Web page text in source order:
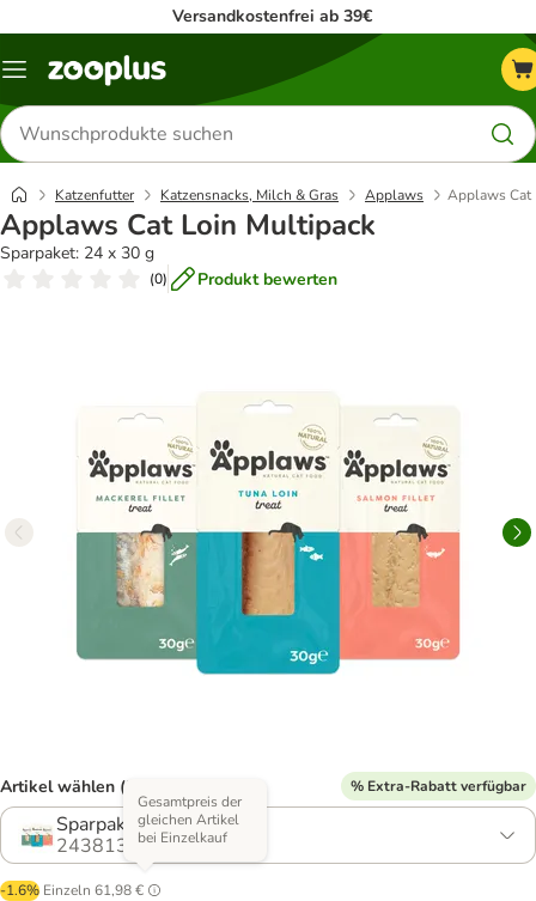
Versandkostenfrei ab 39€
Menü
Produkte
suchen
Katzenfutter Katzensnacks, Milch & Gras Applaws Applaws Cat
Applaws Cat Loin Multipack
Sparpaket: 24 x 30 g
(0) Produkt bewerten
Artikel wählen (3 Varianten) % Extra-Rabatt verfügbar
Sparpaket: 24 x 30 g
2438135.1
-1.6% Einzeln 61,98 €
Gesamtpreis der
gleichen Artikel
bei Einzelkauf